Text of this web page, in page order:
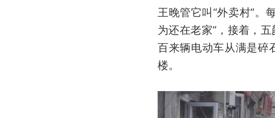
王晚管它叫“外卖村”。
为还在老家”，接着，
百来辆电动车从满是碎
楼。